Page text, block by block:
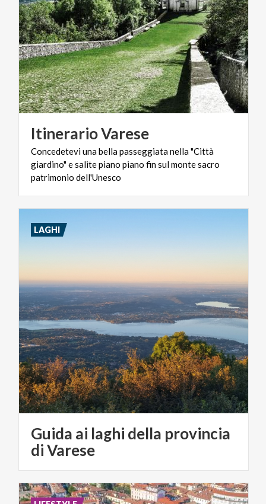
ItinerarioVarese
Concedetevi una bella passeggiata nella "Città
giardino" e salite piano piano fin sul monte sacro
patrimonio dell'Unesco
Guida ai laghi della provincia
di Varese
LAGHI